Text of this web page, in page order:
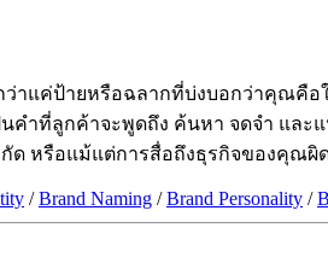
ว่าแค่ป้ายหรือฉลากที่บ่งบอกว่าคุณคื
ป็นคำที่ลูกค้าจะพูดถึง ค้นหา จดจำ
ด หรือแม้แต่การสื่อถึงธุรกิจของคุณผิ
/Brand Naming /Brand Personality /